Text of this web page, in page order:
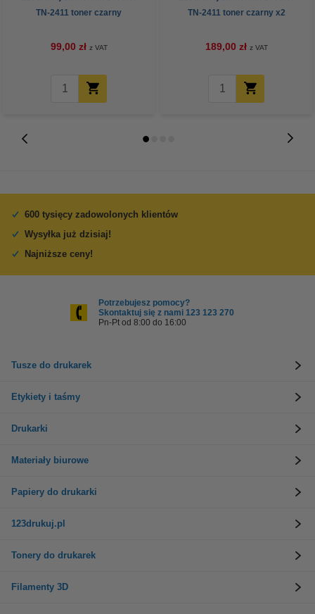
TN-2411 toner czarny
99,00 zł z VAT
TN-2411 toner czarny x2
189,00 zł z VAT
600 tysięcy zadowolonych klientów
Wysyłka już dzisiaj!
Najniższe ceny!
Potrzebujesz pomocy?
Skontaktuj się z nami 123 123 270
Pn-Pt od 8:00 do 16:00
Tusze do drukarek
Etykiety i taśmy
Drukarki
Materiały biurowe
Papiery do drukarki
123drukuj.pl
Tonery do drukarek
Filamenty 3D